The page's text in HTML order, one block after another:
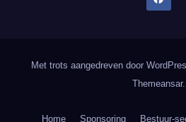
Met trots aangedreven door
Themeansar.
Home Sponsoring Bestuur-